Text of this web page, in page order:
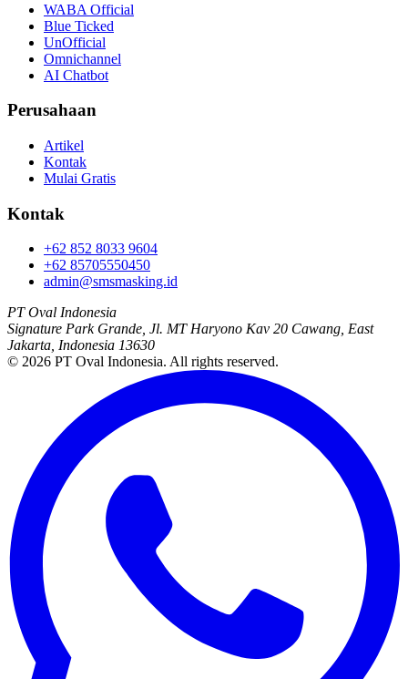
WABA Official
Blue Ticked
UnOfficial
Omnichannel
AI Chatbot
Perusahaan
Artikel
Kontak
Mulai Gratis
Kontak
+62 852 8033 9604
+62 85705550450
admin@smsmasking.id
PT Oval Indonesia
Signature Park Grande, Jl. MT Haryono Kav 20 Cawang, East
Jakarta, Indonesia 13630
© 2026 PT Oval Indonesia. All rights reserved.